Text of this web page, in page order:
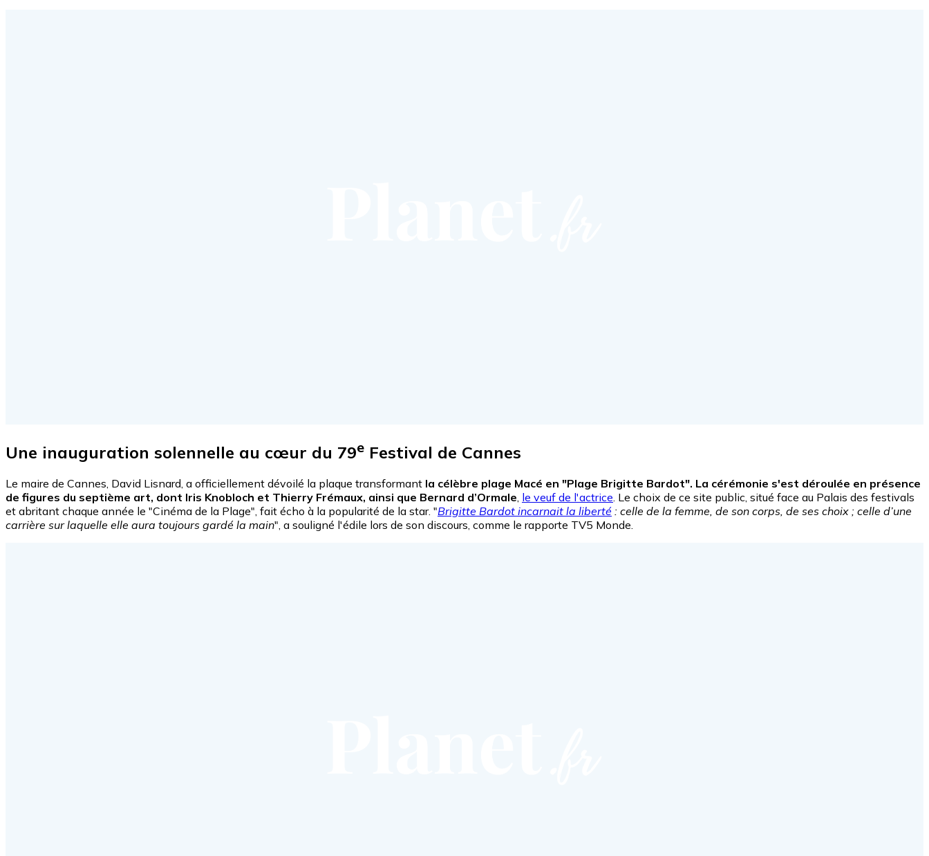
Une inauguration solennelle au cœur du 79e Festival de Cannes
Le maire de Cannes, David Lisnard, a officiellement dévoilé la plaque transformant la célèbre plage Macé en "Plage Brigitte Bardot". La cérémonie s'est déroulée en présence
de figures du septième art, dont Iris Knobloch et Thierry Frémaux, ainsi que Bernard d’Ormale le veuf de l'actrice . Le choix de ce site public, situé face au Palais des festivals
et abritant chaque année le "Cinéma de la Plage", fait écho à la popularité de la star. "Brigitte Bardot incarnait la liberté : celle de la femme, de son corps, de ses choix ; celle d’une
carrière sur laquelle elle aura toujours gardé la main", a souligné l'édile lors de son discours, comme le rapporte TV5 Monde.